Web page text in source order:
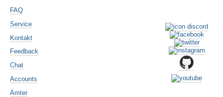
FAQ
Service
Kontakt
Feedback
Chat
Accounts
Ämter